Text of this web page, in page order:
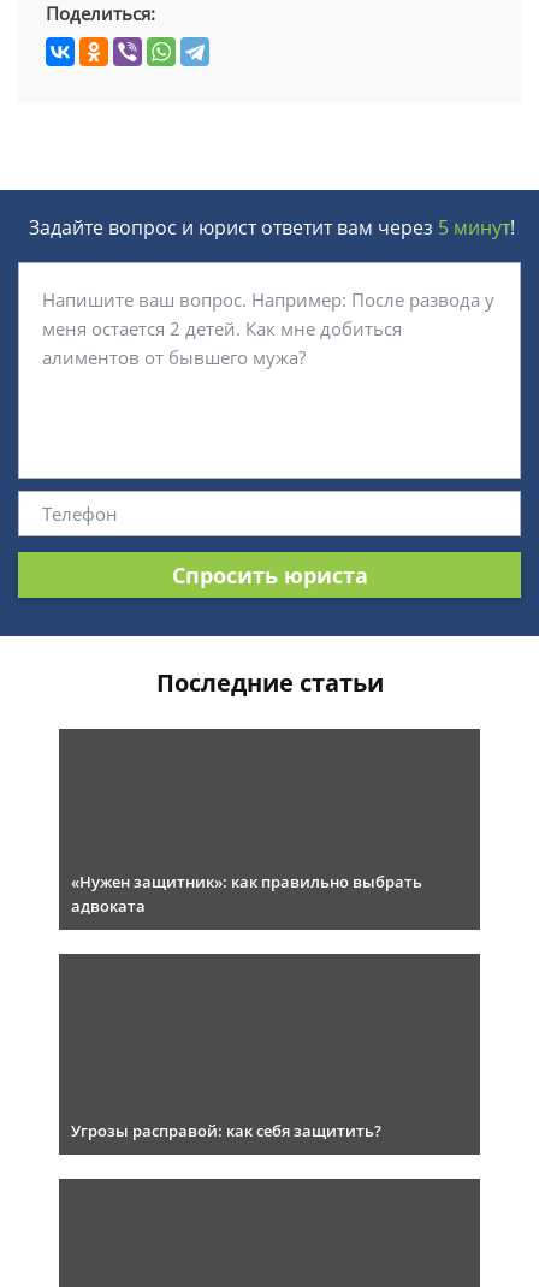
Поделиться:
Задайте вопрос и юрист ответит вам через 5 минут!
Спросить юриста
Последние статьи
«Нужен защитник»: как правильно выбрать
адвоката
Угрозы расправой: как себя защитить?